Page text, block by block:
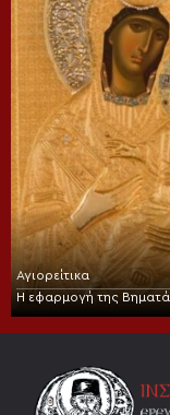
Αγιορείτικα
Η εφαρμογή της